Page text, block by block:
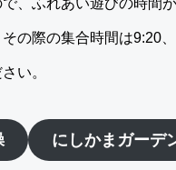
、ふれあい遊びの時間が
の際の集合時間は9:20
い。
にしかまガーデ